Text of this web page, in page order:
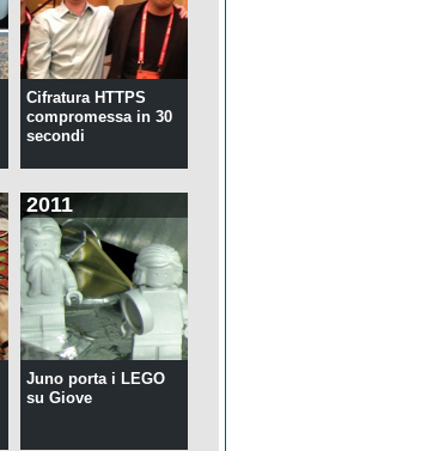
Cifratura HTTPS
compromessa in 30
secondi
2011
Juno porta i LEGO
su Giove